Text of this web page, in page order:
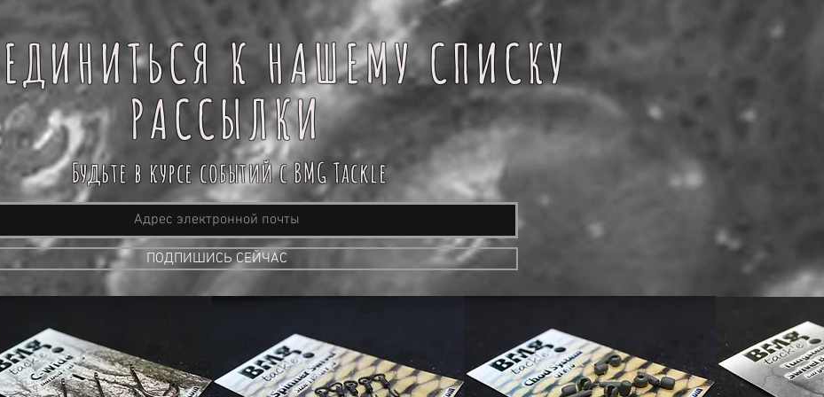
К НАШЕМУ СПИСКУ
РАССЫЛКИ
Будьте в курсе событий с BMG Tackle
ПОДПИШИСЬ СЕЙЧАС